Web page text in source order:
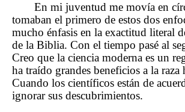
En mi juventud me movía en
tomaban el primero de estos dos
mucho énfasis en la exactitud literal
de la Biblia. Con el tiempo pasé al
Creo que la ciencia moderna es un
ha traído grandes beneficios a la raza
Cuando los científicos están de
ignorar sus descubrimientos.